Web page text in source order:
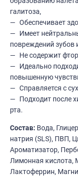
галитоза,
Обеспечивает
Имеет
повреждений зубов
Не содержит
Идеально
повышенную
Справляется с
Подходит после
рта.
Состав: Вода,
натрия (SLS), ПВП,
Ароматизатор,
Лимонная кислота,
Лактоферрин,